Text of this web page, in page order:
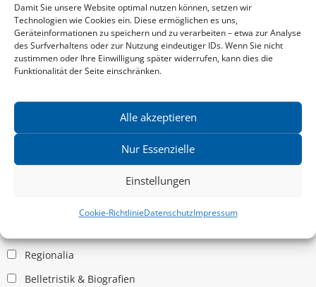
Damit Sie unsere Website optimal nutzen können, setzen wir
Technologien wie Cookies ein. Diese ermöglichen es uns,
Geräteinformationen zu speichern und zu verarbeiten – etwa zur Analyse
des Surfverhaltens oder zur Nutzung eindeutiger IDs. Wenn Sie nicht
zustimmen oder Ihre Einwilligung später widerrufen, kann dies die
Funktionalität der Seite einschränken.
Alle akzeptieren
Nur Essenzielle
Einstellungen
Cookie-RichtlinieDatenschutzImpressum
Aktuelle Vorschau
Entdecken Sie das aktuelle zu-Klampen!-Verlagsprogramm.
Hier finden Sie die Verlagsvorschau – einfach direkt online
reinlesen oder herunterladen.
Download: Vorschau zu Klampen! Herbst 2026
Mehr aktuelle Vorschauen ansehen
News zu aktuellen Neuheiten und Nachrichten im zu Klampen!
Verlag – jederzeit wieder abbestellbar.
Kritische Theorie / Philosophie
Regionalia
Belletristik & Biografien